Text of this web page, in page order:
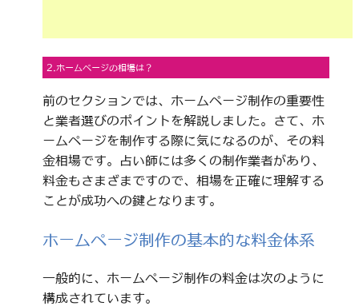
2.ホームページの相場は？
前のセクションでは、ホームページ制作の重要性
と業者選びのポイントを解説しました。さて、ホ
ームページを制作する際に気になるのが、その料
金相場です。占い師には多くの制作業者があり、
料金もさまざまですので、相場を正確に理解する
ことが成功への鍵となります。
ホームページ制作の基本的な料金体系
一般的に、ホームページ制作の料金は次のように
構成されています。